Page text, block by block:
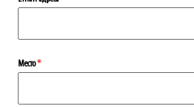
Место*